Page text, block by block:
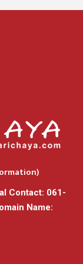
Contact: 061-
Name: